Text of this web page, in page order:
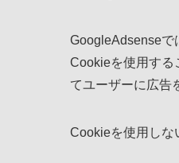
GoogleAdsenseで
Cookieを使用する
てユーザーに広告
Cookieを使用しな